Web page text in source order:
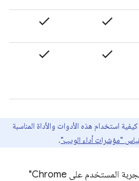
هذه الأدوات والأداة المناسبة
"مؤشرات أداء الويب".
تقدّم البيانات التي يوفّرها "تقرير تجربة المستخدم على Chrome"